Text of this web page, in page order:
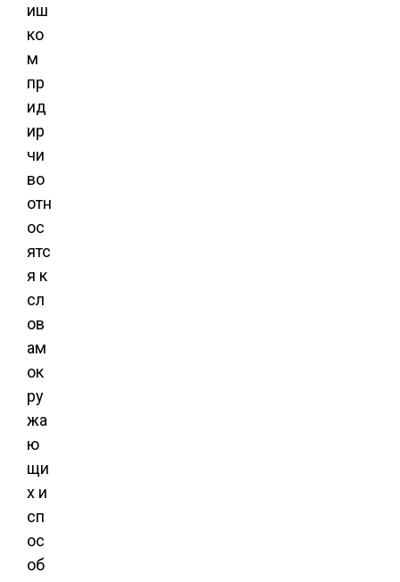
иш
ко
м
пр
ид
ир
чи
во
отн
ос
ятс
я к
сл
ов
ам
ок
ру
жа
ю
щи
х и
сп
ос
об